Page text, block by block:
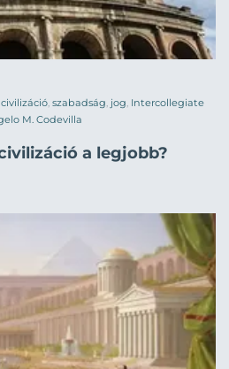
civilizáció, szabadság, jog, Intercollegiate
M. Codevilla
a legjobb?